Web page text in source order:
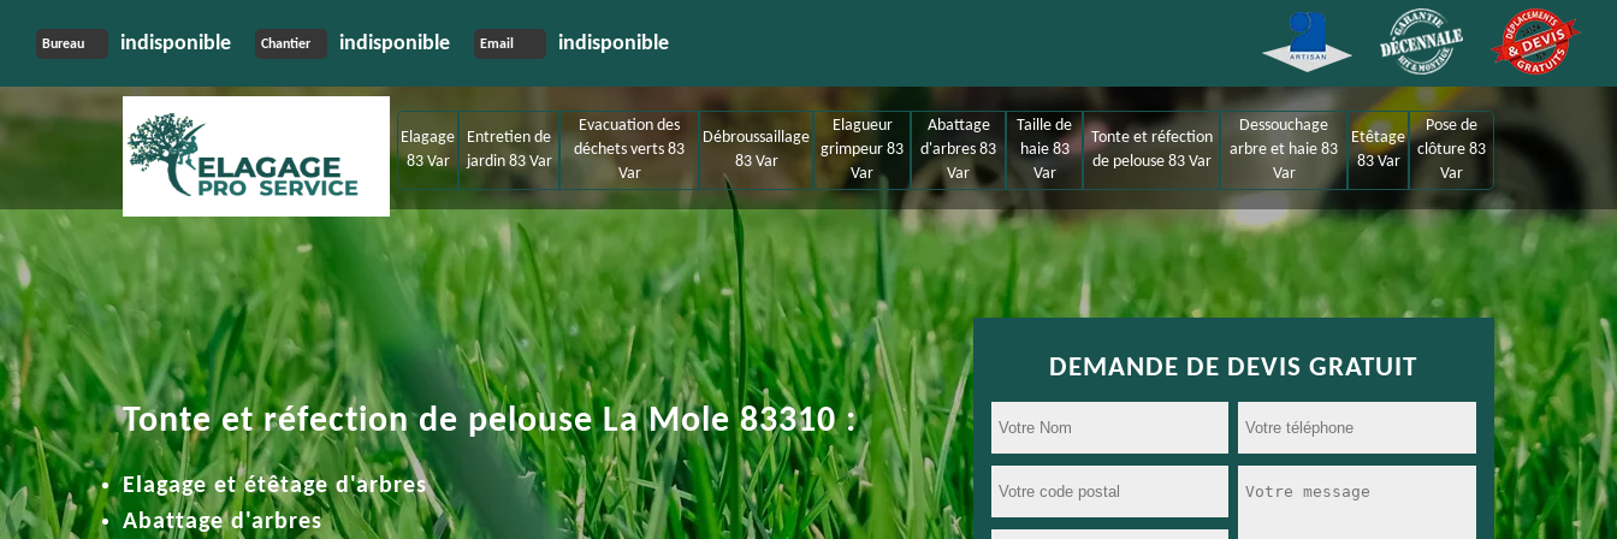
Bureau indisponible Chantier indisponible Email indisponible
Elagage
83 Var
Entretien de
jardin 83 Var
Evacuation des
déchets verts 83
Var
Débroussaillage
83 Var
Elagueur
grimpeur 83
Var
Abattage
d'arbres 83
Var
Taille de
haie 83
Var
Tonte et réfection
de pelouse 83 Var
Dessouchage
arbre et haie 83
Var
Etêtage
83 Var
Pose de
clôture 83
Var
DEMANDE DE DEVIS GRATUIT
Tonte et réfection de pelouse La Mole 83310 :
Elagage et étêtage d'arbres
Abattage d'arbres